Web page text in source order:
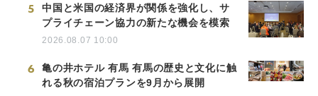
5
中国と米国の経済界が関係を強化し、サ
プライチェーン協力の新たな機会を模索
2026.08.07 10:00
6
亀の井ホテル 有馬 有馬の歴史と文化に触
れる秋の宿泊プランを9月から展開